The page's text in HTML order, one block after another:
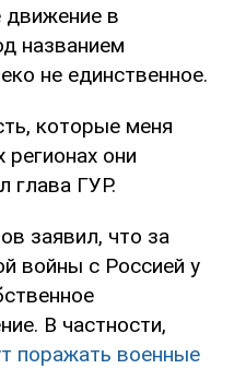
движение в
названием
не единственное.
которые меня
регионах они
глава ГУР.
заявил, что за
войны с Россией у
В частности,
поражать военные